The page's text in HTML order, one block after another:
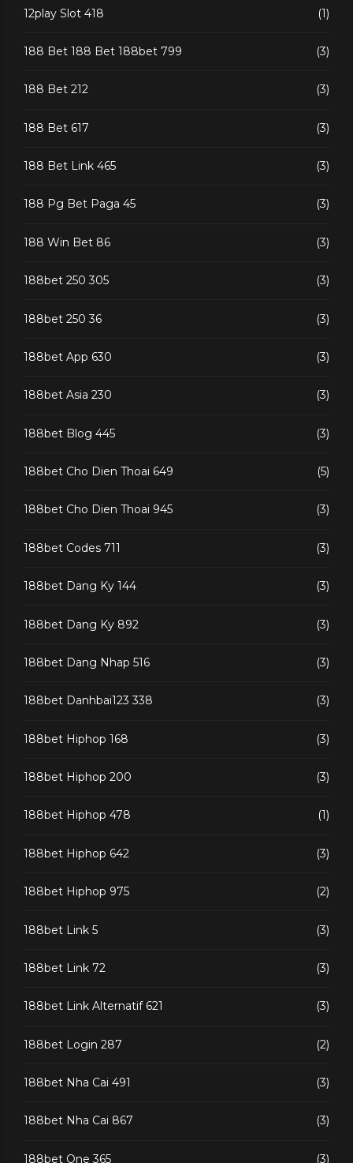
12play Slot 418 (1)
188 Bet 188 Bet 188bet 799 (3)
188 Bet 212 (3)
188 Bet 617 (3)
188 Bet Link 465 (3)
188 Pg Bet Paga 45 (3)
188 Win Bet 86 (3)
188bet 250 305 (3)
188bet 250 36 (3)
188bet App 630 (3)
188bet Asia 230 (3)
188bet Blog 445 (3)
188bet Cho Dien Thoai 649 (5)
188bet Cho Dien Thoai 945 (3)
188bet Codes 711 (3)
188bet Dang Ky 144 (3)
188bet Dang Ky 892 (3)
188bet Dang Nhap 516 (3)
188bet Danhbai123 338 (3)
188bet Hiphop 168 (3)
188bet Hiphop 200 (3)
188bet Hiphop 478 (1)
188bet Hiphop 642 (3)
188bet Hiphop 975 (2)
188bet Link 5 (3)
188bet Link 72 (3)
188bet Link Alternatif 621 (3)
188bet Login 287 (2)
188bet Nha Cai 491 (3)
188bet Nha Cai 867 (3)
188bet One 365 (3)